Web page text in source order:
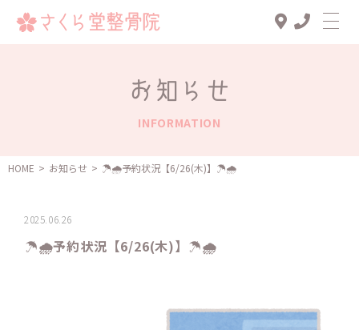
診療メニュー
スタッフ一覧
お知らせ
INFORMATION
HOME > お知らせ > ️☂️🌧予約状況【6/26(木)】️️️☂️🌧
2025.06.26
️☂️🌧予約状況【6/26(木)】️️️☂️🌧